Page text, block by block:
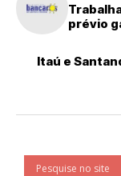
prévio
Itaú e